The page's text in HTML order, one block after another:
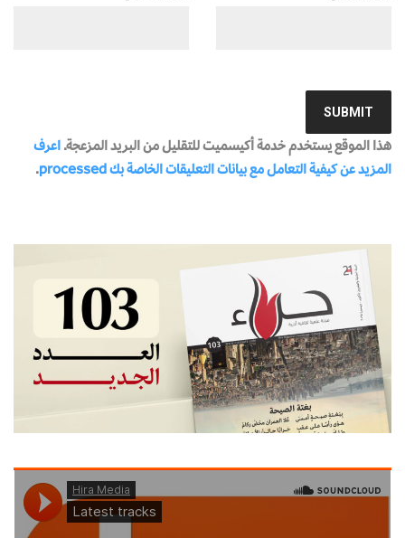
هذا الموقع يستخدم خدمة أكيسميت للتقليل من البريد المزعجة. اعرف
المزيد عن كيفية التعامل مع بيانات التعليقات الخاصة بك processed
.